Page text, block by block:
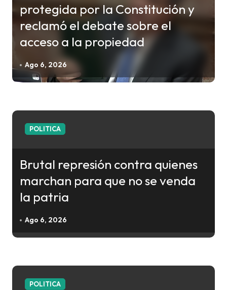
ó
d
e
n
r
protegida por la Constitución y
reclamó el debate sobre el
acceso a la propiedad
Ago 6, 2026
POLITICA
Brutal represión contra quienes
marchan para que no se venda
la patria
Ago 6, 2026
POLITICA